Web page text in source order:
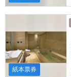
紙本票券